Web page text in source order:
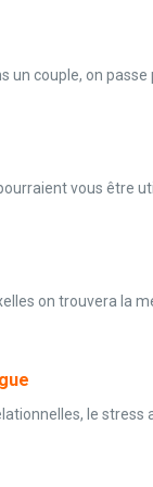
couple, on passe
vous être
on trouvera la
le stress